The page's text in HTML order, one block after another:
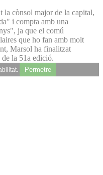
la cònsol major de la capital,
i compta amb una
ja que el comú
que ho fan amb molt
Marsol ha finalitzat
de la 51a edició.
Permetre